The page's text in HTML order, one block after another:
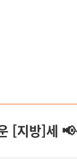
[지방]세